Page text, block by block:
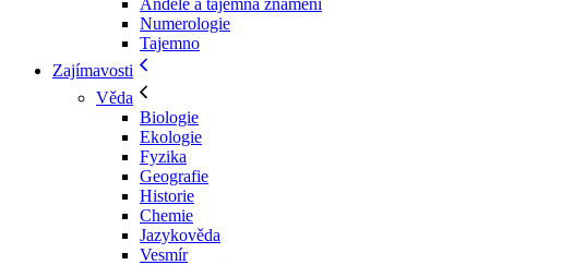
Andělé a tajemná znamení
Numerologie
Tajemno
Zajímavosti
Věda
Biologie
Ekologie
Fyzika
Geografie
Historie
Chemie
Jazykověda
Vesmír